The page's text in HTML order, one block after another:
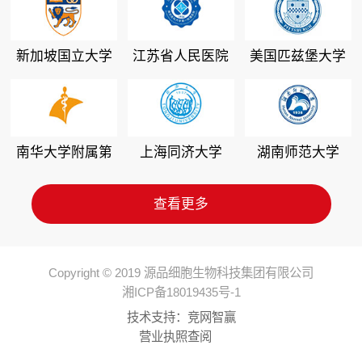
新加坡国立大学 江苏省人民医院 美国匹兹堡大学
南华大学附属第
上海同济大学 湖南师范大学
查看更多
Copyright © 2019 源品细胞生物科技集团有限公司
湘ICP备18019435号-1
技术支持： 竞网智赢
营业执照查阅